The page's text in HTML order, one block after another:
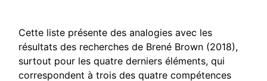
Cette liste présente des analogies avec les
résultats des recherches de Brené Brown (2018),
surtout pour les quatre derniers éléments, qui
correspondent à trois des quatre compétences